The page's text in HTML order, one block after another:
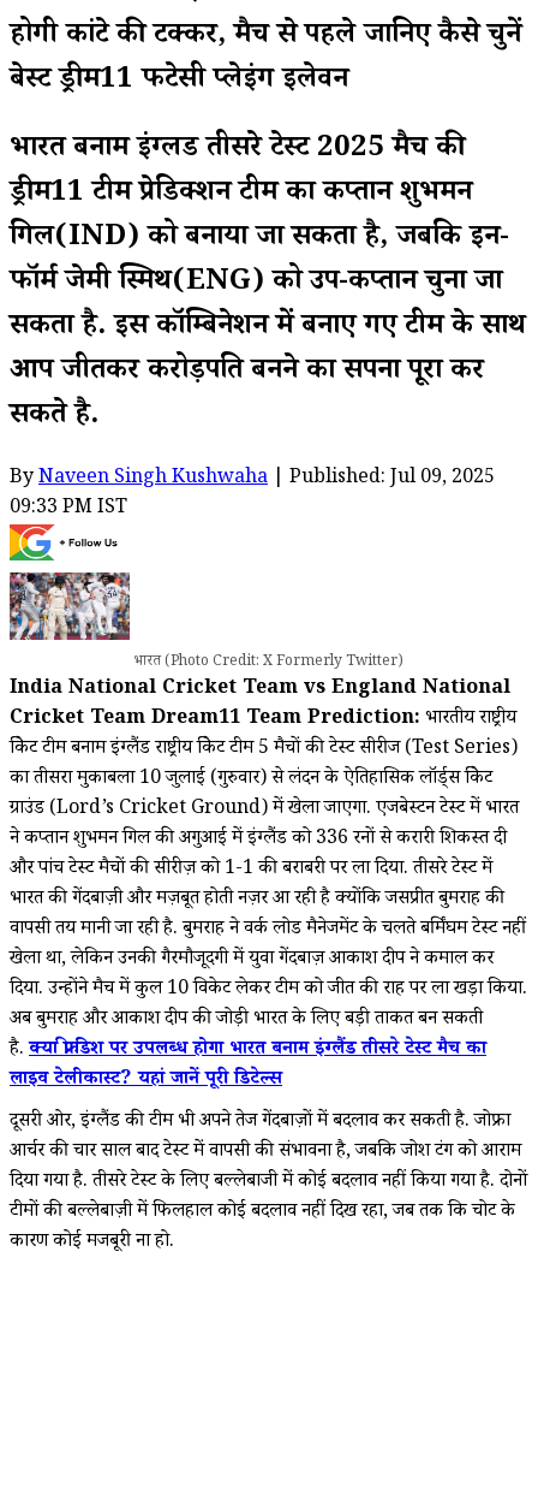
होगी कांटे की टक्कर, मैच से पहले जानिए कैसे चुनें
बेस्ट ड्रीम11 फैंटेसी प्लेइंग इलेवन
भारत बनाम इंग्लैंड तीसरे टेस्ट 2025 मैच की
ड्रीम11 टीम प्रेडिक्शन टीम का कप्तान शुभमन
गिल(IND) को बनाया जा सकता है, जबकि इन-
फॉर्म जेमी स्मिथ(ENG) को उप-कप्तान चुना जा
सकता है. इस कॉम्बिनेशन में बनाए गए टीम के साथ
आप जीतकर करोड़पति बनने का सपना पूरा कर
सकते है.
ByNaveen Singh Kushwaha | Published: Jul 09, 2025
09:33 PM IST
भारत (Photo Credit: X Formerly Twitter)
India National Cricket Team vs England National
Cricket Team Dream11 Team Prediction: भारतीय राष्ट्रीय
क्रिकेट टीम बनाम इंग्लैंड राष्ट्रीय क्रिकेट टीम 5 मैचों की टेस्ट सीरीज (Test Series)
का तीसरा मुकाबला 10 जुलाई (गुरुवार) से लंदन के ऐतिहासिक लॉर्ड्स क्रिकेट
ग्राउंड (Lord’s Cricket Ground) में खेला जाएगा. एजबेस्टन टेस्ट में भारत
ने कप्तान शुभमन गिल की अगुआई में इंग्लैंड को 336 रनों से करारी शिकस्त दी
और पांच टेस्ट मैचों की सीरीज़ को 1-1 की बराबरी पर ला दिया. तीसरे टेस्ट में
भारत की गेंदबाज़ी और मज़बूत होती नज़र आ रही है क्योंकि जसप्रीत बुमराह की
वापसी तय मानी जा रही है. बुमराह ने वर्क लोड मैनेजमेंट के चलते बर्मिंघम टेस्ट नहीं
खेला था, लेकिन उनकी गैरमौजूदगी में युवा गेंदबाज़ आकाश दीप ने कमाल कर
दिया. उन्होंने मैच में कुल 10 विकेट लेकर टीम को जीत की राह पर ला खड़ा किया.
अब बुमराह और आकाश दीप की जोड़ी भारत के लिए बड़ी ताकत बन सकती
है.क्या फ्री डिश पर उपलब्ध होगा भारत बनाम इंग्लैंड तीसरे टेस्ट मैच का
लाइव टेलीकास्ट? यहां जानें पूरी डिटेल्स
दूसरी ओर, इंग्लैंड की टीम भी अपने तेज गेंदबाज़ों में बदलाव कर सकती है. जोफ्रा
आर्चर की चार साल बाद टेस्ट में वापसी की संभावना है, जबकि जोश टंग को आराम
दिया गया है. तीसरे टेस्ट के लिए बल्लेबाजी में कोई बदलाव नहीं किया गया है. दोनों
टीमों की बल्लेबाज़ी में फिलहाल कोई बदलाव नहीं दिख रहा, जब तक कि चोट के
कारण कोई मजबूरी ना हो.